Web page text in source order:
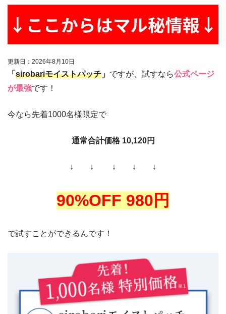
更新日： 2026年8月 10日
「 sirobariモイストパッチ 」 ですが、試すなら公式ページ
が最強です！
今なら先着1000名様限定で
通常合計価格 10,120円
↓ ↓ ↓ ↓ ↓
90%OFF 980円
で試すことができるんです！